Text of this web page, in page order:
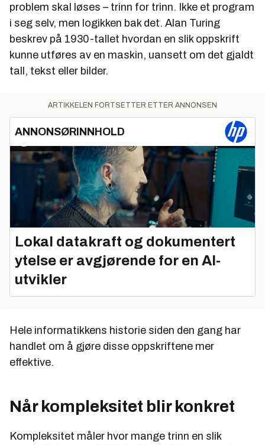
problem skal løses – trinn for trinn. Ikke et program
i seg selv, men logikken bak det. Alan Turing
beskrev på 1930-tallet hvordan en slik oppskrift
kunne utføres av en maskin, uansett om det gjaldt
tall, tekst eller bilder.
ARTIKKELEN FORTSETTER ETTER ANNONSEN
ANNONSØRINNHOLD
Lokal datakraft og dokumentert
ytelse er avgjørende for en AI-
utvikler
Hele informatikkens historie siden den gang har
handlet om å gjøre disse oppskriftene mer
effektive.
Når kompleksitet blir konkret
Kompleksitet måler hvor mange trinn en slik